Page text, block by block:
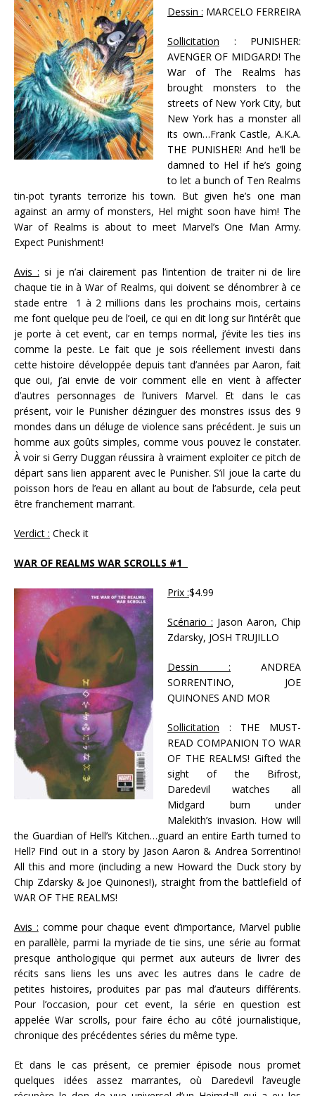
Dessin : MARCELO FERREIRA
Sollicitation : PUNISHER:
AVENGER OF MIDGARD! The
War of The Realms has
brought monsters to the
streets of New York City, but
New York has a monster all
its own…Frank Castle, A.K.A.
THE PUNISHER! And he’ll be
damned to Hel if he’s going
to let a bunch of Ten Realms
tin-pot tyrants terrorize his town. But given he’s one man
against an army of monsters, Hel might soon have him! The
War of Realms is about to meet Marvel’s One Man Army.
Expect Punishment!
Avis : si je n’ai clairement pas l’intention de traiter ni de lire
chaque tie in à War of Realms, qui doivent se dénombrer à ce
stade entre 1 à 2 millions dans les prochains mois, certains
me font quelque peu de l’oeil, ce qui en dit long sur l’intérêt que
je porte à cet event, car en temps normal, j’évite les ties ins
comme la peste. Le fait que je sois réellement investi dans
cette histoire développée depuis tant d’années par Aaron, fait
que oui, j’ai envie de voir comment elle en vient à affecter
d’autres personnages de l’univers Marvel. Et dans le cas
présent, voir le Punisher dézinguer des monstres issus des 9
mondes dans un déluge de violence sans précédent. Je suis un
homme aux goûts simples, comme vous pouvez le constater.
À voir si Gerry Duggan réussira à vraiment exploiter ce pitch de
départ sans lien apparent avec le Punisher. S’il joue la carte du
poisson hors de l’eau en allant au bout de l’absurde, cela peut
être franchement marrant.
Verdict : Check it
WAR OF REALMS WAR SCROLLS #1
Prix :$4.99
Scénario : Jason Aaron, Chip
Zdarsky, JOSH TRUJILLO
Dessin : ANDREA
SORRENTINO, JOE
QUINONES AND MOR
Sollicitation : THE MUST-
READ COMPANION TO WAR
OF THE REALMS! Gifted the
sight of the Bifrost,
Daredevil watches all
Midgard burn under
Malekith’s invasion. How will
the Guardian of Hell’s Kitchen…guard an entire Earth turned to
Hell? Find out in a story by Jason Aaron & Andrea Sorrentino!
All this and more (including a new Howard the Duck story by
Chip Zdarsky & Joe Quinones!), straight from the battlefield of
WAR OF THE REALMS!
Avis : comme pour chaque event d’importance, Marvel publie
en parallèle, parmi la myriade de tie sins, une série au format
presque anthologique qui permet aux auteurs de livrer des
récits sans liens les uns avec les autres dans le cadre de
petites histoires, produites par pas mal d’auteurs différents.
Pour l’occasion, pour cet event, la série en question est
appelée War scrolls, pour faire écho au côté journalistique,
chronique des précédentes séries du même type.
Et dans le cas présent, ce premier épisode nous promet
quelques idées assez marrantes, où Daredevil l’aveugle